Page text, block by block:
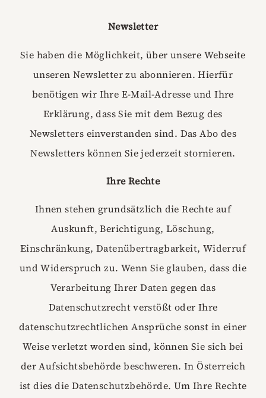
Newsletter
Sie haben die Möglichkeit, über unsere Webseite
unseren Newsletter zu abonnieren. Hierfür
benötigen wir Ihre E-Mail-Adresse und Ihre
Erklärung, dass Sie mit dem Bezug des
Newsletters einverstanden sind. Das Abo des
Newsletters können Sie jederzeit stornieren.
Ihre Rechte
Ihnen stehen grundsätzlich die Rechte auf
Auskunft, Berichtigung, Löschung,
Einschränkung, Datenübertragbarkeit, Widerruf
und Widerspruch zu. Wenn Sie glauben, dass die
Verarbeitung Ihrer Daten gegen das
Datenschutzrecht verstößt oder Ihre
datenschutzrechtlichen Ansprüche sonst in einer
Weise verletzt worden sind, können Sie sich bei
der Aufsichtsbehörde beschweren. In Österreich
ist dies die Datenschutzbehörde. Um Ihre Rechte